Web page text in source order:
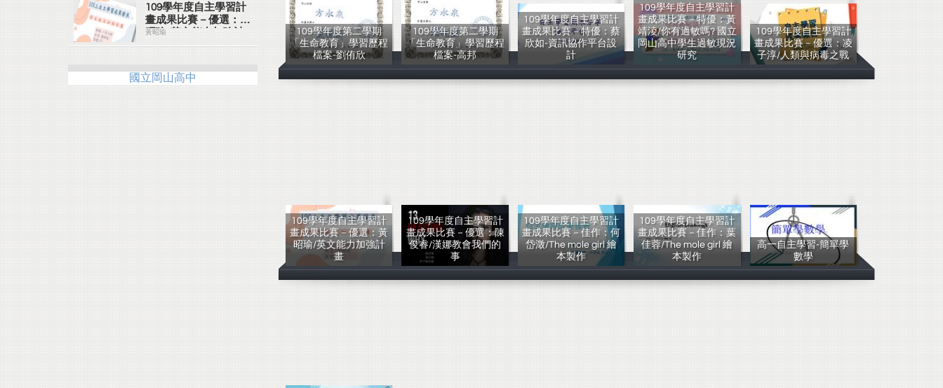
109學年度第二學期
「生命教育」學習歷程
檔案-劉侑欣
劉侑欣
109學年度第二學期
「生命教育」學習歷程
檔案-高邦
高邦
109學年度自主學習計
畫成果比賽－特優：蔡
欣如-資訊協作平台設
計
蔡欣如
109學年度自主學習計
畫成果比賽－特優：黃
靖淩/你有過敏嗎? 國立
岡山高中學生過敏現況
研究
黃靖淩
109學年度自主學習計
畫成果比賽－優選：凌
子淳/人類與病毒之戰
凌子淳
109學年度自主學習計
畫成果比賽－優選：黃
昭瑜/英文能力加強計
畫
黃昭瑜
109學年度自主學習計
畫成果比賽－優選：陳
俊睿/漢娜教會我們的
事
陳俊睿
109學年度自主學習計
畫成果比賽－佳作：何
岱澂/The mole girl 繪
本製作
何岱澂
109學年度自主學習計
畫成果比賽－佳作：葉
佳蓉/The mole girl 繪
本製作
葉佳蓉
高一自主學習-簡單學
數學
歐柏緯
109學年度自主學習計
畫成果比賽－優選：黃
昭瑜/英文能力加強計
畫
黃昭瑜
國立岡山高中